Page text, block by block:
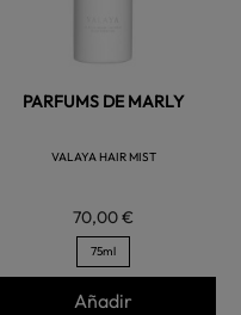
PARFUMS DE MARLY
VALAYA HAIR MIST
70,00 €
75ml
Añadir